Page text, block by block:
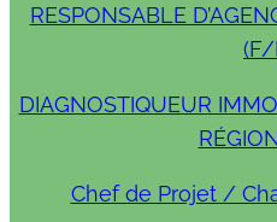
RESPONSABLE
(F/
DIAGNOSTIQUEUR
Chef de Projet /